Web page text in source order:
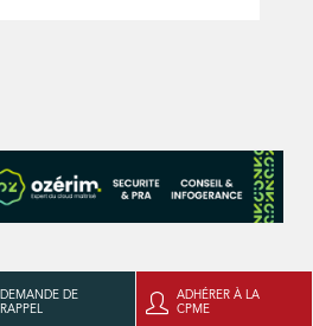
DEMANDE DE
RAPPEL
ADHÉRER À LA
CPME